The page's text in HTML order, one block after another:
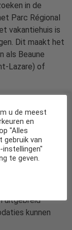
in de
Parc Régional
vakantiehuis is
Dit maakt het
als Beaune
Lazare) of
uitgebreid
kunnen
u de meest
en
"Alles
gebruik van
instellingen"
te geven.